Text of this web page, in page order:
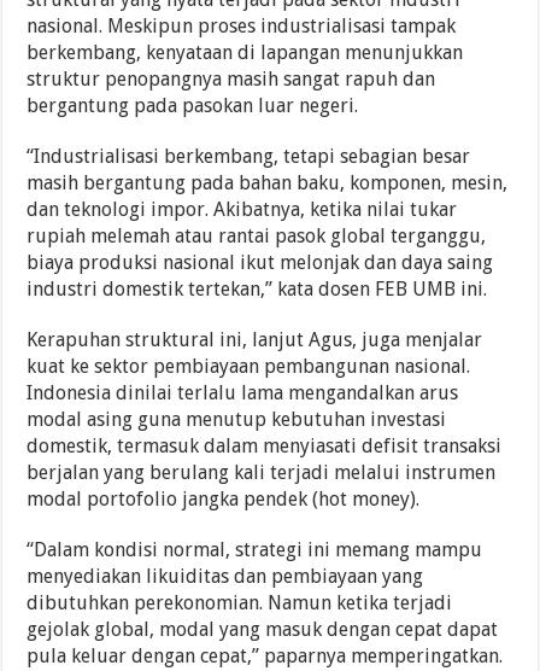
nasional. Meskipun proses industrialisasi tampak
berkembang, kenyataan di lapangan menunjukkan
struktur penopangnya masih sangat rapuh dan
bergantung pada pasokan luar negeri.
“Industrialisasi berkembang, tetapi sebagian besar
masih bergantung pada bahan baku, komponen, mesin,
dan teknologi impor. Akibatnya, ketika nilai tukar
rupiah melemah atau rantai pasok global terganggu,
biaya produksi nasional ikut melonjak dan daya saing
industri domestik tertekan,” kata dosen FEB UMB ini.
Kerapuhan struktural ini, lanjut Agus, juga menjalar
kuat ke sektor pembiayaan pembangunan nasional.
Indonesia dinilai terlalu lama mengandalkan arus
modal asing guna menutup kebutuhan investasi
domestik, termasuk dalam menyiasati defisit transaksi
berjalan yang berulang kali terjadi melalui instrumen
modal portofolio jangka pendek (hot money).
“Dalam kondisi normal, strategi ini memang mampu
menyediakan likuiditas dan pembiayaan yang
dibutuhkan perekonomian. Namun ketika terjadi
gejolak global, modal yang masuk dengan cepat dapat
pula keluar dengan cepat,” paparnya memperingatkan.